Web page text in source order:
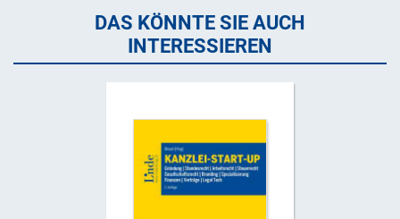
DAS KÖNNTE SIE AUCH
INTERESSIEREN